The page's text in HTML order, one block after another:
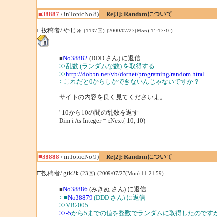
■38887/ inTopicNo.8)
Re[3]: Randomについて
□投稿者/ やじゅ (1137回)-(2009/07/27(Mon) 11:17:10)
■No38882 (DDD さん) に返信
>>乱数 (ランダムな数) を取得する
>>http://dobon.net/vb/dotnet/programing/random.html
> これだと0からしかできないんじゃないですか？
サイトの内容を良く見てくださいよ。
'-10から10の間の乱数を返す
Dim i As Integer = r.Next(-10, 10)
■38888 / inTopicNo.9)
Re[2]: Randomについて
□投稿者/ gtk2k (23回)-(2009/07/27(Mon) 11:21:59)
■No38886 (みきぬ さん) に返信
> ■No38879 (DDD さん) に返信
>>VB2005
>>-5から5までの値を整数でランダムに取得したのです